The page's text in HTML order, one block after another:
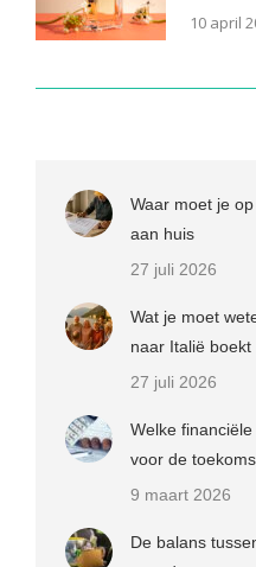
10 april
Waar moet je
aan huis
27 juli 2026
Wat je moet
naar Italië boekt
27 juli 2026
Welke
voor de
9 maart 2026
De balans